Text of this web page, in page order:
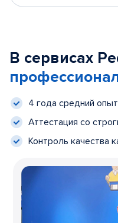
В сервисах
4 года средний опыт
Аттестация со
Контроль качества